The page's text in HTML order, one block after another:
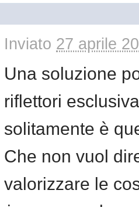
Inviato 27 aprile
Una soluzione
riflettori
solitamente è
Che non vuol
valorizzare le